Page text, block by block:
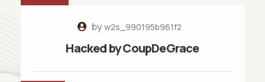
byw2s_990195b961f2
Hacked by CoupDeGrace